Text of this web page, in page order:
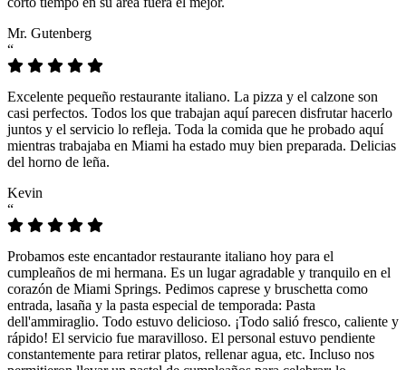
Mr. Gutenberg
“
Excelente pequeño restaurante italiano. La pizza y el calzone son
casi perfectos. Todos los que trabajan aquí parecen disfrutar hacerlo
juntos y el servicio lo refleja. Toda la comida que he probado aquí
mientras trabajaba en Miami ha estado muy bien preparada. Delicias
del horno de leña.
Kevin
“
Probamos este encantador restaurante italiano hoy para el
cumpleaños de mi hermana. Es un lugar agradable y tranquilo en el
corazón de Miami Springs. Pedimos caprese y bruschetta como
entrada, lasaña y la pasta especial de temporada: Pasta
dell'ammiraglio. Todo estuvo delicioso. ¡Todo salió fresco, caliente y
rápido! El servicio fue maravilloso. El personal estuvo pendiente
constantemente para retirar platos, rellenar agua, etc. Incluso nos